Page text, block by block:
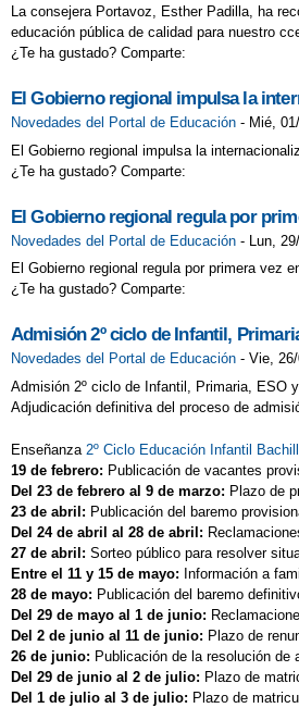
La consejera Portavoz, Esther Padilla, ha
educación pública de calidad para nuestro
¿Te ha gustado? Comparte:
El Gobierno regional impulsa la
Novedades del Portal de Educación - Mié,
El Gobierno regional impulsa la
¿Te ha gustado? Comparte:
El Gobierno regional regula por
Novedades del Portal de Educación - Lun,
El Gobierno regional regula por primera vez
¿Te ha gustado? Comparte:
Admisión 2º ciclo de Infantil,
Novedades del Portal de Educación - Vie,
Admisión 2º ciclo de Infantil, Primaria, ESO
Adjudicación definitiva del proceso de
Enseñanza 2º Ciclo Educación Infantil
19 de febrero: Publicación de vacantes
Del 23 de febrero al 9 de marzo: Plazo de
23 de abril: Publicación del baremo
Del 24 de abril al 28 de abril:
27 de abril: Sorteo público para resolver
Entre el 11 y 15 de mayo: Información a
28 de mayo: Publicación del baremo
Del 29 de mayo al 1 de junio:
Del 2 de junio al 11 de junio: Plazo de
26 de junio: Publicación de la resolución de
Del 29 de junio al 2 de julio: Plazo de
Del 1 de julio al 3 de julio: Plazo de